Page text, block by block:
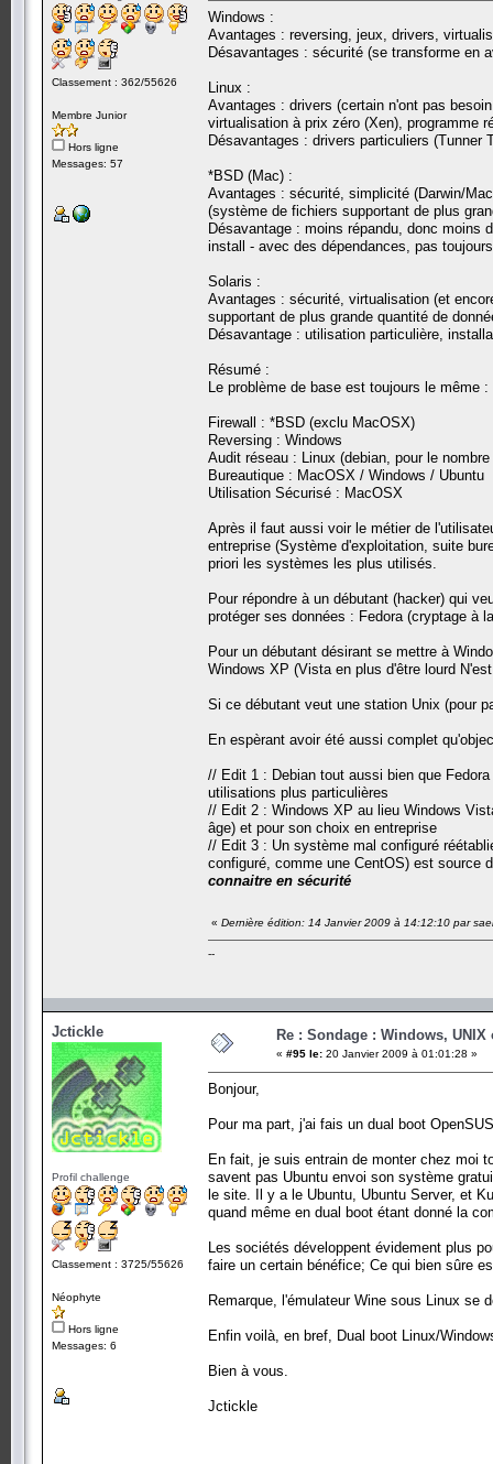
Classement : 362/55626
Membre Junior
Hors ligne
Messages: 57
Windows :
Avantages : reversing, jeux, drivers,
Désavantages : sécurité (se transforme en
Linux :
Avantages : drivers (certain n'ont pas
virtualisation à prix zéro (Xen), programme
Désavantages : drivers particuliers
*BSD (Mac) :
Avantages : sécurité, simplicité (Darwin/
(système de fichiers supportant de plus
Désavantage : moins répandu, donc moins
install - avec des dépendances, pas
Solaris :
Avantages : sécurité, virtualisation (et
supportant de plus grande quantité de
Désavantage : utilisation particulière,
Résumé :
Le problème de base est toujours le
Firewall : *BSD (exclu MacOSX)
Reversing : Windows
Audit réseau : Linux (debian, pour le
Bureautique : MacOSX / Windows / Ubuntu
Utilisation Sécurisé : MacOSX
Après il faut aussi voir le métier de
entreprise (Système d'exploitation, suite
priori les systèmes les plus utilisés.
Pour répondre à un débutant (hacker) qui
protéger ses données : Fedora (cryptage à
Pour un débutant désirant se mettre à
Windows XP (Vista en plus d'être lourd
Si ce débutant veut une station Unix (pour
En espèrant avoir été aussi complet
// Edit 1 : Debian tout aussi bien que
utilisations plus particulières
// Edit 2 : Windows XP au lieu Windows
âge) et pour son choix en entreprise
// Edit 3 : Un système mal configuré
configuré, comme une CentOS) est
connaitre en sécurité
« Dernière édition: 14 Janvier 2009 à 14:12:10 par
--
Jctickle
Profil challenge
Classement : 3725/55626
Néophyte
Hors ligne
Messages: 6
Re : Sondage : Windows, UNIX
« #95 le: 20 Janvier 2009 à 01:01:28 »
Bonjour,
Pour ma part, j'ai fais un dual boot
En fait, je suis entrain de monter chez moi
savent pas Ubuntu envoi son système
le site. Il y a le Ubuntu, Ubuntu Server, et
quand même en dual boot étant donné la
Les sociétés développent évidement plus
faire un certain bénéfice; Ce qui bien sûre
Remarque, l'émulateur Wine sous Linux se
Enfin voilà, en bref, Dual boot Linux/
Bien à vous.
Jctickle